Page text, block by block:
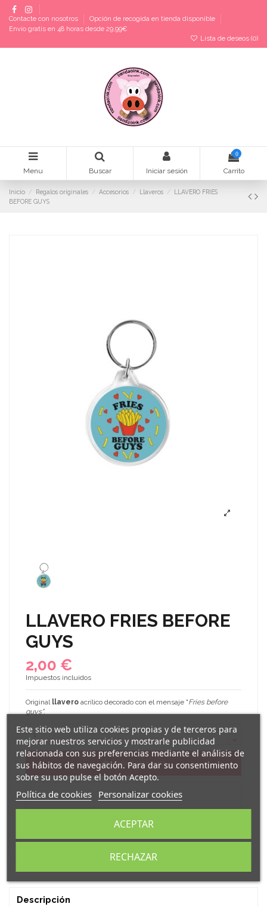
Contacte con nosotros
Opción de recogida en tienda disponible
Envío gratis en 48 horas desde 29,99€
Lista de deseos (0)
Menu Buscar Iniciar sesión
0
Carrito
Inicio Regalos originales Accesorios Llaveros
LLAVERO FRIES
BEFORE GUYS
LLAVERO FRIES BEFORE
GUYS
2,00 €
Impuestos incluidos
Original llavero acrílico decorado con el mensaje "Fries before
guys".
Añadir al carrito
Descripción
Este sitio web utiliza cookies propias y de terceros para
mejorar nuestros servicios y mostrarle publicidad
relacionada con sus preferencias mediante el análisis de
sus hábitos de navegación. Para dar su consentimiento
sobre su uso pulse el botón Acepto.
Política de cookies Personalizar cookies
RECHAZAR
ACEPTAR